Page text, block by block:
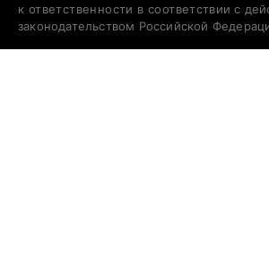
к ответственности в соответствии с
законодательством Российской